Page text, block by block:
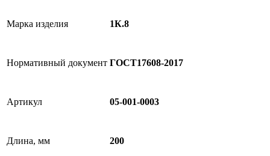
Марка изделия 1К.8
Нормативный документ ГОСТ17608-2017
Артикул 05-001-0003
Длина, мм 200